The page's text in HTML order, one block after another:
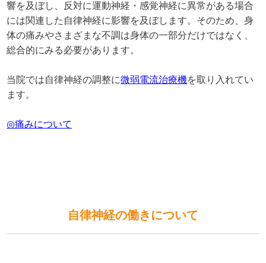
響を及ぼし、反対に運動神経・感覚神経に異常がある場合
には関連した自律神経に影響を及ぼします。そのため、身
体の痛みやさまざまな不調は身体の一部分だけではなく、
総合的にみる必要があります。
当院では自律神経の調整に微弱電流治療機を取り入れてい
ます。
◎痛みについて
自律神経の働きについて